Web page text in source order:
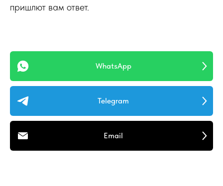
пришлют вам ответ.
WhatsApp
Telegram
Email